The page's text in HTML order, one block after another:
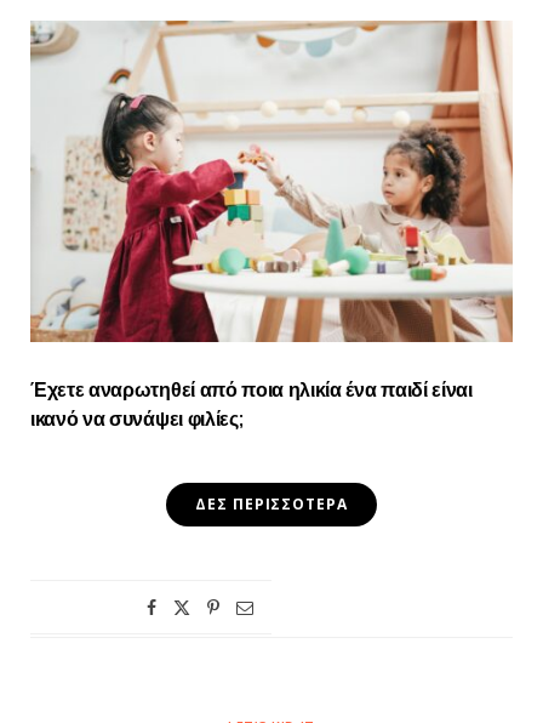
Έχετε αναρωτηθεί από ποια ηλικία ένα παιδί είναι
ικανό να συνάψει φιλίες;
ΔΕΣ ΠΕΡΙΣΣΌΤΕΡΑ